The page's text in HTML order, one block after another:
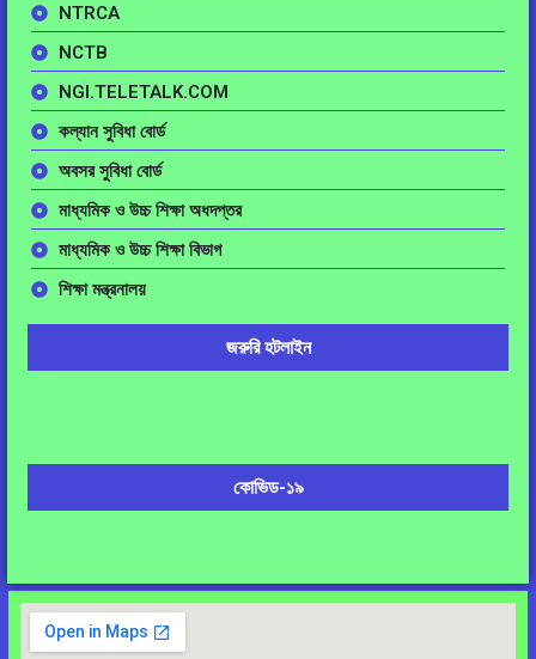
NTRCA
NCTB
NGI.TELETALK.COM
কল্যান সুবিধা বোর্ড
অবসর সুবিধা বোর্ড
মাধ্যমিক ও উচ্চ শিক্ষা অধদপ্তর
মাধ্যমিক ও উচ্চ শিক্ষা বিভাগ
শিক্ষা মন্ত্রনালয়
জরুরি হটলাইন
কোভিড-১৯